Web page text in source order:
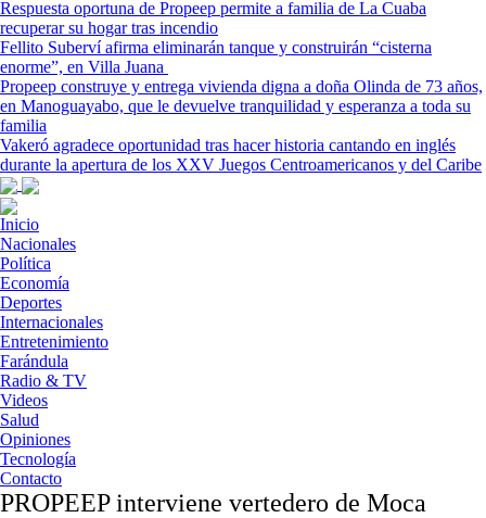
Respuesta oportuna de Propeep permite a familia de La Cuaba
recuperar su hogar tras incendio
Fellito Suberví afirma eliminarán tanque y construirán “cisterna
enorme”, en Villa Juana
Propeep construye y entrega vivienda digna a doña Olinda de 73 años,
en Manoguayabo, que le devuelve tranquilidad y esperanza a toda su
familia
Vakeró agradece oportunidad tras hacer historia cantando en inglés
durante la apertura de los XXV Juegos Centroamericanos y del Caribe
Inicio
Nacionales
Política
Economía
Deportes
Internacionales
Entretenimiento
Farándula
Radio & TV
Videos
Salud
Opiniones
Tecnología
Contacto
PROPEEP interviene vertedero de Moca